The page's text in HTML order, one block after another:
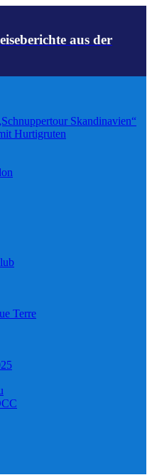
aus der
Skandinavien“
Hurtigruten
Terre